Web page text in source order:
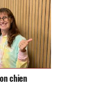
chien